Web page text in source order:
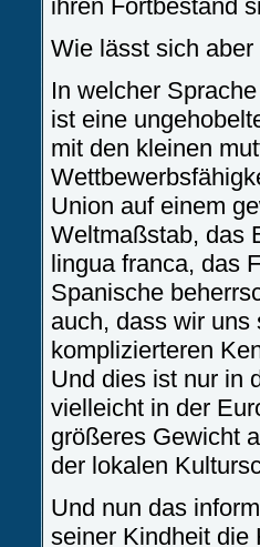
ihren Fortbestand
Wie lässt sich
In welcher
ist eine
mit den kleinen
Union auf einem
Weltmaßstab, das
lingua franca, das
Spanische
auch, dass wir
komplizierteren
Und dies ist nur in
vielleicht in der
größeres Gewicht
der lokalen
Und nun das
seiner Kindheit die